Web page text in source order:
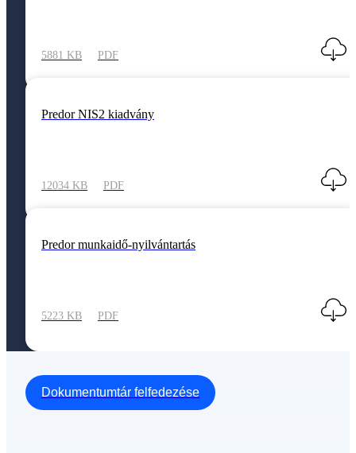
5881 KB PDF
Predor NIS2 kiadvány
12034 KB PDF
Predor munkaidő-nyilvántartás
5223 KB PDF
Dokumentumtár felfedezése